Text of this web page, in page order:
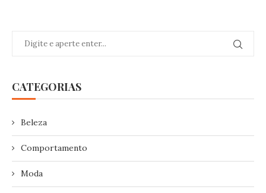
CATEGORIAS
Beleza
Comportamento
Moda